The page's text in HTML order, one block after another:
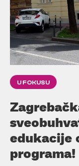
U FOKUSU
edukacije
programa!